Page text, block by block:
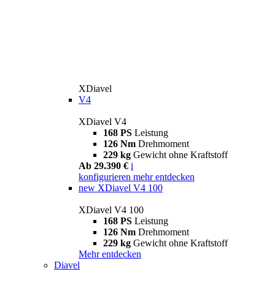
XDiavel
V4
XDiavel V4
168 PS Leistung
126 Nm Drehmoment
229 kg Gewicht ohne Kraftstoff
Ab 29.390 € i
konfigurieren mehr entdecken
new XDiavel V4 100
XDiavel V4 100
168 PS Leistung
126 Nm Drehmoment
229 kg Gewicht ohne Kraftstoff
Mehr entdecken
Diavel